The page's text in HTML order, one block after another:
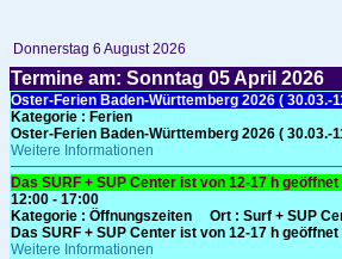
Donnerstag 6 August 2026
Termine am: Sonntag 05April 2026
Oster-Ferien Baden-Württemberg 2026 ( 30.03.-
Kategorie : Ferien
Oster-Ferien Baden-Württemberg 2026 ( 30.03.-
Weitere Informationen
Das SURF + SUP Center ist von 12-17 h geöffnet
12:00 - 17:00
Kategorie : Öffnungszeiten Ort : Surf + SUP
Das SURF + SUP Center ist von 12-17 h geöffnet
Weitere Informationen